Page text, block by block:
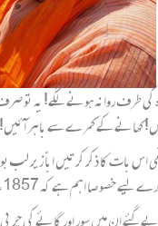
کی طرف روانہ ہونے لگے! یہ تو
کھانے کے کمرے سے باہر آ
کا ذکر کر تیں اباّ زیر لب
کا آ غاز تھی۔ ذرا چھٹی کلاس میں تاریخ کا سبق یاد کریں!